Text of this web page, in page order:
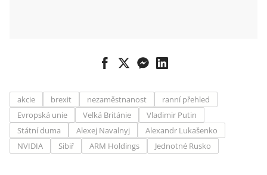
akcie brexit nezaměstnanost
ranní přehled
Evropská unie
Velká Británie
Vladimir Putin
Státní duma
Alexej Navalnyj
Alexandr Lukašenko
NVIDIA
Sibiř ARM Holdings Jednotné Rusko